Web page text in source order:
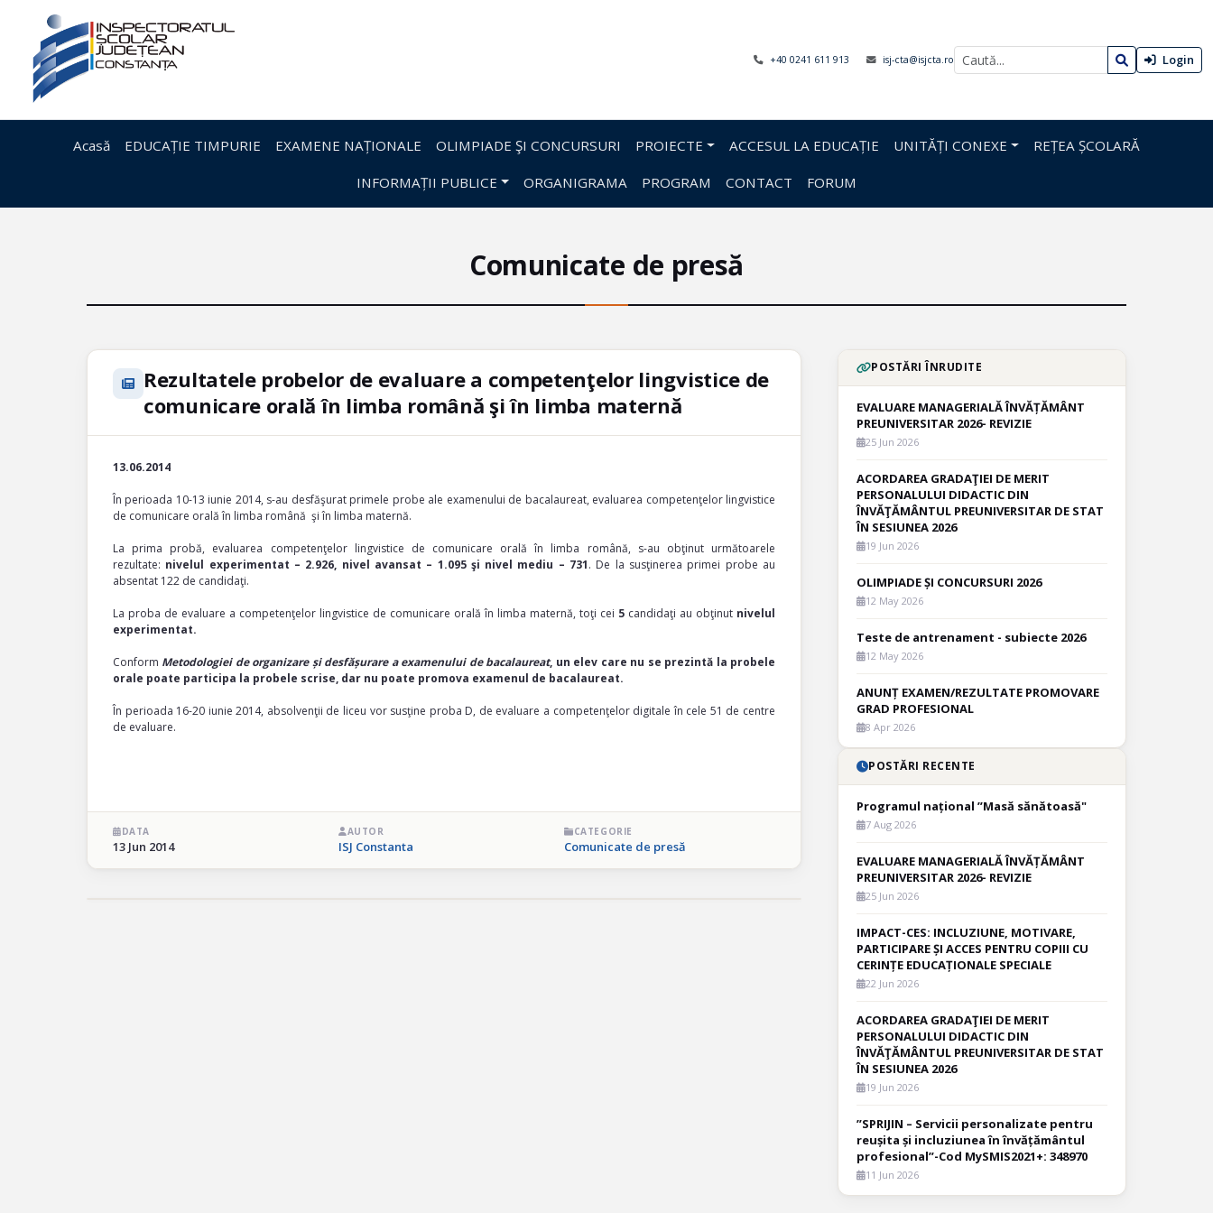
+40 0241 611 913 isj-cta@isjcta.ro Login
Acasă EDUCAȚIE TIMPURIE EXAMENE NAȚIONALE OLIMPIADE ŞI CONCURSURI PROIECTE ACCESUL LA EDUCAȚIE UNITĂȚI CONEXE REȚEA ȘCOLARĂ
INFORMAȚII PUBLICE ORGANIGRAMA PROGRAM CONTACT FORUM
Comunicate de presă
Rezultatele probelor de evaluare a competenţelor lingvistice de
comunicare orală în limba română şi în limba maternă
13.06.2014
În perioada 10-13 iunie 2014, s-au desfăşurat primele probe ale examenului de bacalaureat, evaluarea competenţelor lingvistice
de comunicare orală în limba română şi în limba maternă.
La prima probă, evaluarea competenţelor lingvistice de comunicare orală în limba română, s-au obţinut următoarele
rezultate: nivelul experimentat – 2.926, nivel avansat – 1.095 şi nivel mediu – 731. De la susţinerea primei probe au
absentat 122 de candidaţi.
La proba de evaluare a competenţelor lingvistice de comunicare orală în limba maternă, toţi cei 5 candidaţi au obţinut nivelul
experimentat.
Conform Metodologiei de organizare și desfășurare a examenului de bacalaureat, un elev care nu se prezintă la probele
orale poate participa la probele scrise, dar nu poate promova examenul de bacalaureat.
În perioada 16-20 iunie 2014, absolvenţii de liceu vor susţine proba D, de evaluare a competenţelor digitale în cele 51 de centre
de evaluare.
DATA
13 Jun 2014
AUTOR
ISJ Constanta
CATEGORIE
Comunicate de presă
POSTĂRI ÎNRUDITE
EVALUARE MANAGERIALĂ ÎNVĂȚĂMÂNT
PREUNIVERSITAR 2026- REVIZIE
25 Jun 2026
ACORDAREA GRADAŢIEI DE MERIT
PERSONALULUI DIDACTIC DIN
ÎNVĂŢĂMÂNTUL PREUNIVERSITAR DE STAT
ÎN SESIUNEA 2026
19 Jun 2026
OLIMPIADE ȘI CONCURSURI 2026
12 May 2026
Teste de antrenament - subiecte 2026
12 May 2026
ANUNȚ EXAMEN/REZULTATE PROMOVARE
GRAD PROFESIONAL
8 Apr 2026
POSTĂRI RECENTE
Programul național ”Masă sănătoasă"
7 Aug 2026
EVALUARE MANAGERIALĂ ÎNVĂȚĂMÂNT
PREUNIVERSITAR 2026- REVIZIE
25 Jun 2026
IMPACT-CES: INCLUZIUNE, MOTIVARE,
PARTICIPARE ȘI ACCES PENTRU COPIII CU
CERINȚE EDUCAȚIONALE SPECIALE
22 Jun 2026
ACORDAREA GRADAŢIEI DE MERIT
PERSONALULUI DIDACTIC DIN
ÎNVĂŢĂMÂNTUL PREUNIVERSITAR DE STAT
ÎN SESIUNEA 2026
19 Jun 2026
”SPRIJIN – Servicii personalizate pentru
reușita și incluziunea în învățământul
profesional”-Cod MySMIS2021+: 348970
11 Jun 2026